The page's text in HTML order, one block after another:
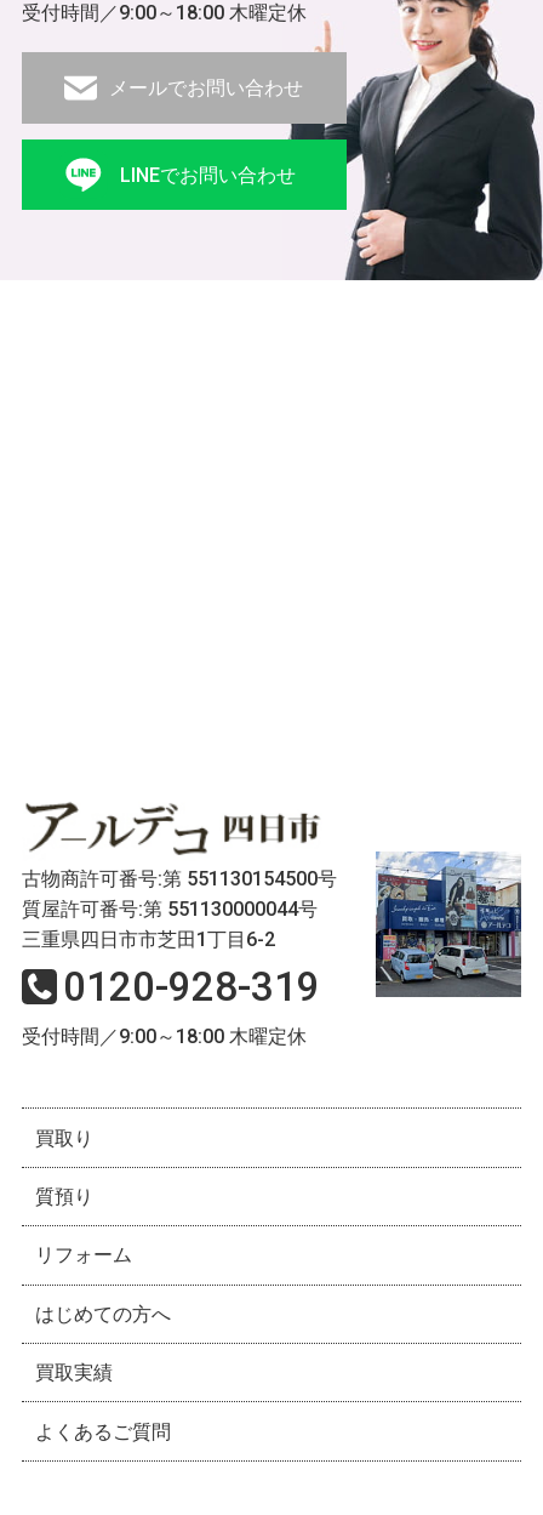
受付時間／9:00～18:00 木曜定休
メールでお問い合わせ
LINEでお問い合わせ
古物商許可番号:第 551130154500号
質屋許可番号:第 551130000044号
三重県四日市市芝田1丁目6-2
0120-928-319
受付時間／9:00～18:00 木曜定休
買取り
質預り
リフォーム
はじめての方へ
買取実績
よくあるご質問